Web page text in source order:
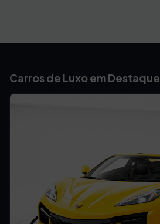
Carros de Luxo em Destaque